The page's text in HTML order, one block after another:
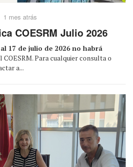
1 mes atrás
COESRM Julio 2026
17 de julio de 2026 no habrá
COESRM. Para cualquier consulta o
a...